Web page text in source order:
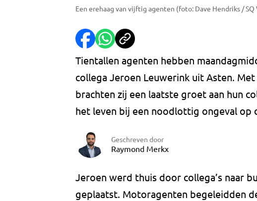
Een erehaag van vijftig agenten (foto: Dave Hendriks / SQ
Tientallen agenten hebben
collega Jeroen Leuwerink uit Asten.
brachten zij een laatste groet aan hun
het leven bij een noodlottig ongeval op
Geschreven door
Raymond Merkx
Jeroen werd thuis door collega’s naar
geplaatst. Motoragenten begeleidden